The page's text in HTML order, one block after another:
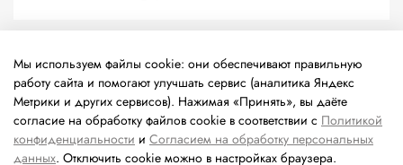
технологии
(информационные технологии предоставления
информации на основе сбора, систематизации и анализа
сведений, относящихся к предпочтениям пользователей сети
«Интернет», находящихся на территории Российской
Федерации).
Мы используем файлы cookie: они обеспечивают правильную
работу сайта и помогают улучшать сервис (аналитика Яндекс
Метрики и других сервисов). Нажимая «Принять», вы даёте
согласие на обработку файлов cookie в соответствии с Политикой
конфиденциальности и Согласием на обработку персональных
данных. Отключить cookie можно в настройках браузера.